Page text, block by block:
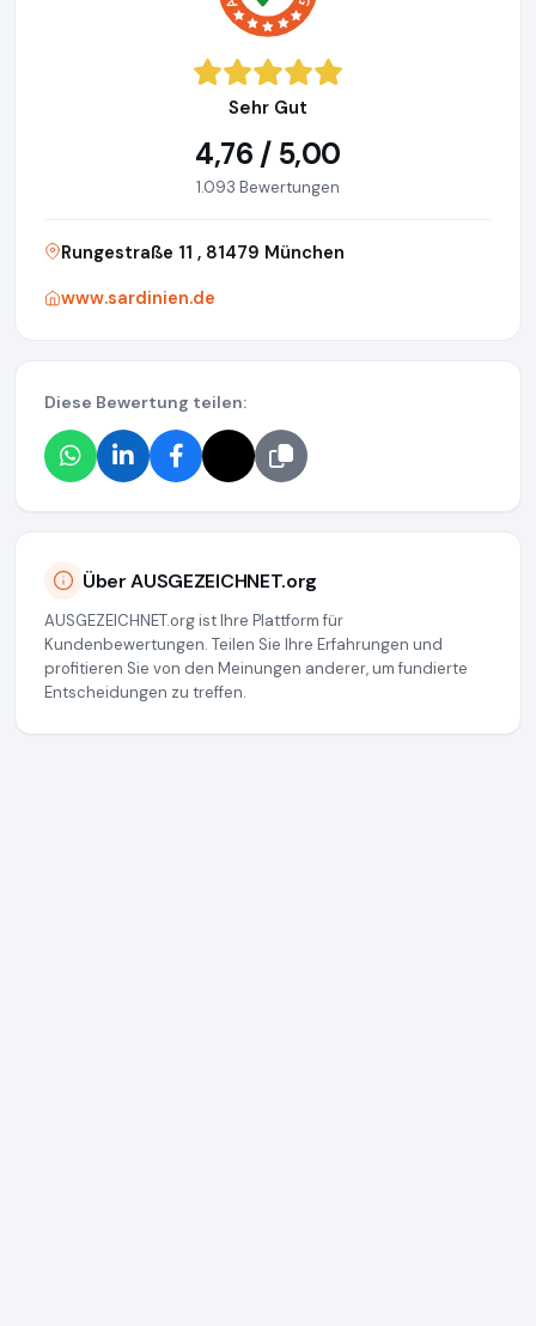
Sehr Gut
4,76 / 5,00
1.093 Bewertungen
Rungestraße 11 , 81479 München
www.sardinien.de
Diese Bewertung teilen:
Über AUSGEZEICHNET.org
AUSGEZEICHNET.org ist Ihre Plattform für
Kundenbewertungen. Teilen Sie Ihre Erfahrungen und
profitieren Sie von den Meinungen anderer, um fundierte
Entscheidungen zu treffen.